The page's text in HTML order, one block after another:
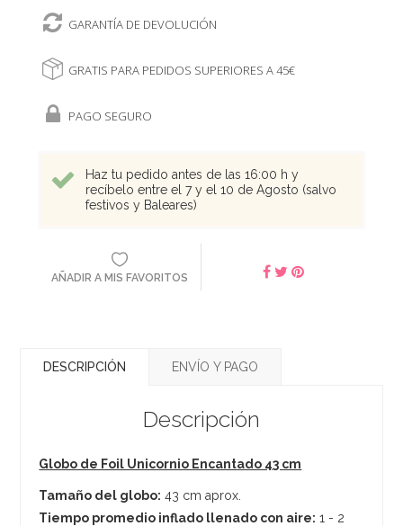
GARANTÍA DE DEVOLUCIÓN
GRATIS PARA PEDIDOS SUPERIORES A 45€
PAGO SEGURO
Haz tu pedido antes de las 16:00 h y
recíbelo entre el 7 y el 10 de Agosto (salvo
festivos y Baleares)
AÑADIR A MIS FAVORITOS
DESCRIPCIÓN ENVÍO Y PAGO
Descripción
Globo de Foil Unicornio Encantado 43 cm
Tamaño del globo: 43 cm aprox.
Tiempo promedio inflado llenado con aire: 1 - 2